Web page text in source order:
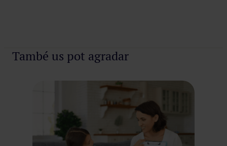
També us pot agradar